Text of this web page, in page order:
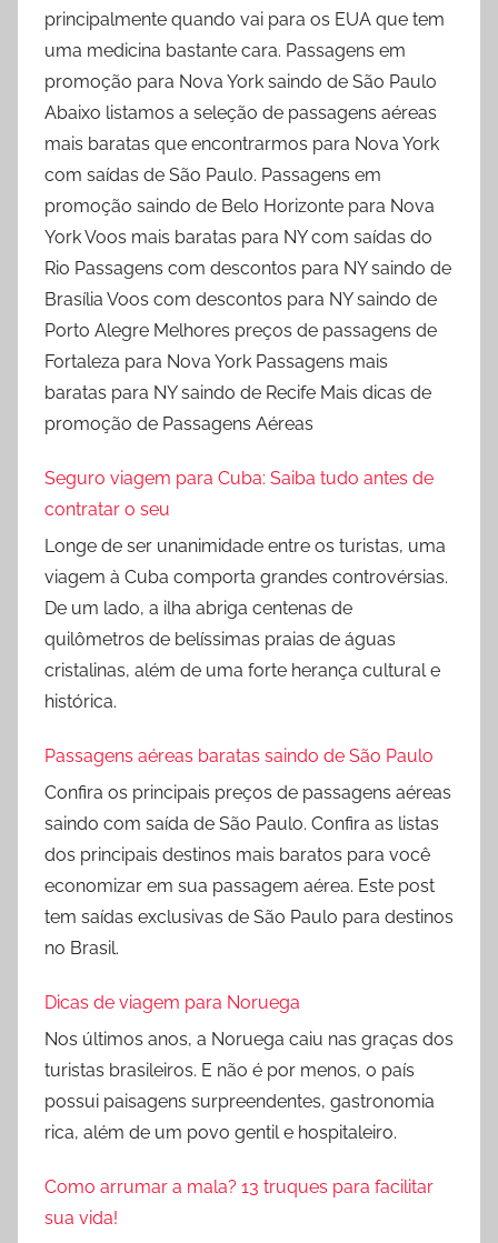
principalmente quando vai para os EUA que tem
uma medicina bastante cara. Passagens em
promoção para Nova York saindo de São Paulo
Abaixo listamos a seleção de passagens aéreas
mais baratas que encontrarmos para Nova York
com saídas de São Paulo. Passagens em
promoção saindo de Belo Horizonte para Nova
York Voos mais baratas para NY com saídas do
Rio Passagens com descontos para NY saindo de
Brasília Voos com descontos para NY saindo de
Porto Alegre Melhores preços de passagens de
Fortaleza para Nova York Passagens mais
baratas para NY saindo de Recife Mais dicas de
promoção de Passagens Aéreas
Seguro viagem para Cuba: Saiba tudo antes de
contratar o seu
Longe de ser unanimidade entre os turistas, uma
viagem à Cuba comporta grandes controvérsias.
De um lado, a ilha abriga centenas de
quilômetros de belíssimas praias de águas
cristalinas, além de uma forte herança cultural e
histórica.
Passagens aéreas baratas saindo de São Paulo
Confira os principais preços de passagens aéreas
saindo com saída de São Paulo. Confira as listas
dos principais destinos mais baratos para você
economizar em sua passagem aérea. Este post
tem saídas exclusivas de São Paulo para destinos
no Brasil.
Dicas de viagem para Noruega
Nos últimos anos, a Noruega caiu nas graças dos
turistas brasileiros. E não é por menos, o país
possui paisagens surpreendentes, gastronomia
rica, além de um povo gentil e hospitaleiro.
Como arrumar a mala? 13 truques para facilitar
sua vida!